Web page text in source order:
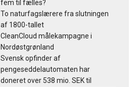
fem til fælles?
To naturfagslærere fra slutningen
af 1800-tallet
CleanCloud målekampagne i
Nordøstgrønland
Svensk opfinder af
pengeseddelautomaten har
doneret over 538 mio. SEK til